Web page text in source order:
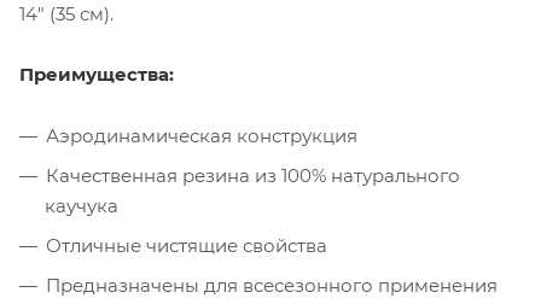
14" (35 см).
Преимущества:
Аэродинамическая конструкция
Качественная резина из 100% натурального
каучука
Отличные чистящие свойства
Предназначены для всесезонного применения